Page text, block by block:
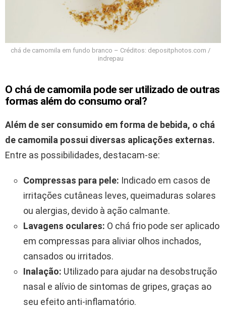
chá de camomila em fundo branco – Créditos: depositphotos.com /
indrepau
O chá de camomila pode ser utilizado de outras
formas além do consumo oral?
Além de ser consumido em forma de bebida, o chá
de camomila possui diversas aplicações externas.
Entre as possibilidades, destacam-se:
Compressas para pele: Indicado em casos de
irritações cutâneas leves, queimaduras solares
ou alergias, devido à ação calmante.
Lavagens oculares: O chá frio pode ser aplicado
em compressas para aliviar olhos inchados,
cansados ou irritados.
Inalação: Utilizado para ajudar na desobstrução
nasal e alívio de sintomas de gripes, graças ao
seu efeito anti-inflamatório.